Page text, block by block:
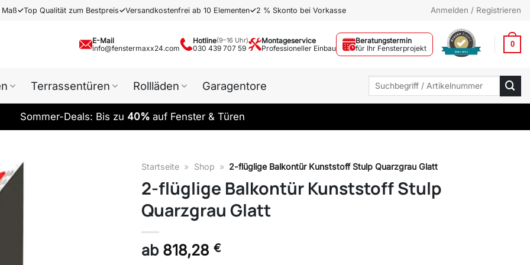
Maß✓Top Qualität zum Bestpreis✓Versandkostenfrei ab 10 Elementen✓2 % Skonto bei Vorkasse Anmelden / Registrieren
E-Mail
info@fenstermaxx24.com
Hotline(9–16 Uhr)
030 439 707 59
Montageservice
Professioneller Einbau
Beratungstermin
für Ihr Fensterprojekt
Mehr Infos
0
Terrassentüren Rollläden Garagentore
Suchen
Sommer-Deals: Bis zu 40% auf Fenster & Türen
Startseite » Shop » 2-flüglige Balkontür Kunststoff Stulp Quarzgrau Glatt
2-flüglige Balkontür Kunststoff Stulp
Quarzgrau Glatt
ab 818,28 €